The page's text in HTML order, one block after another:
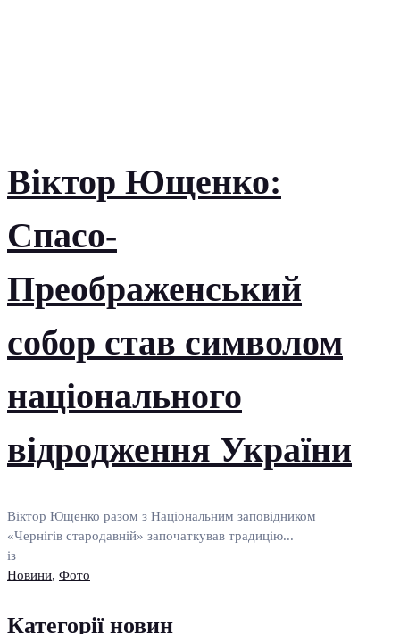
Віктор Ющенко:
Спасо-
Преображенський
собор став символом
національного
відродження України
Віктор Ющенко разом з Національним заповідником
«Чернігів стародавній» започаткував традицію...
із
Новини, Фото
Категорії новин